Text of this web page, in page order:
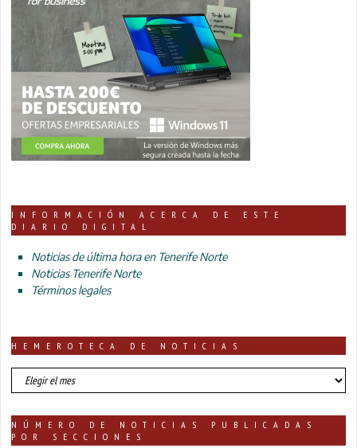
INFORMACIÓN ACERCA DE ESTE
DIARIO DIGITAL
Noticias de última hora en Tenerife Norte
Noticias Tenerife Norte
Términos legales
HEMEROTECA DE NOTICIAS
HEMEROTECA
DE
NÚMERO DE NOTICIAS PUBLICADAS
POR SECCIONES